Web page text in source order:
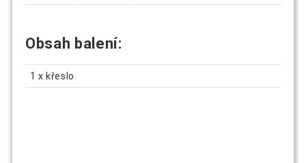
Obsah balení:
1 x křeslo